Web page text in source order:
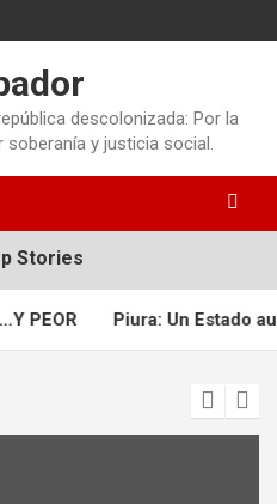
descolonizada: Por la
soberanía y justicia social.
Stories
Un Estado ausente